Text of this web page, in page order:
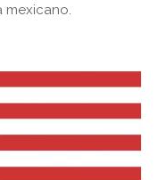
mexicano.